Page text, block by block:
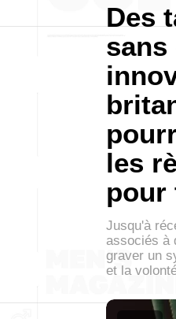
Des
sans
les
pour
Jusqu'à
associés à
graver un
et la